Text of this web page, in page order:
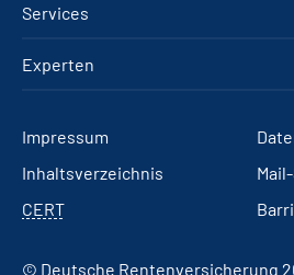
Services
Experten
Impressum
Inhaltsverzeichnis
CERT
© Deutsche Rentenversicherung